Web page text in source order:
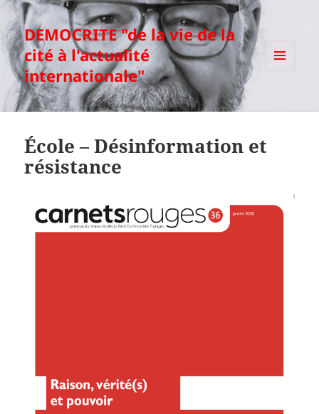
DEMOCRITE "de la vie de la
cité à l'actualité
internationale"
École – Désinformation et
résistance